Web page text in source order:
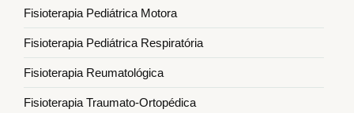
Fisioterapia Pediátrica Motora
Fisioterapia Pediátrica Respiratória
Fisioterapia Reumatológica
Fisioterapia Traumato-Ortopédica